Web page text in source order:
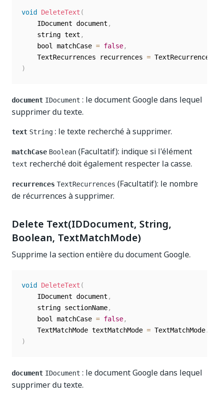
void DeleteText (
	IDocument document
,
	string text
,
	bool matchCase
= false,
	TextRecurrences recurrences
= TextRecurrences
)
document IDocument : le document Google dans lequel
supprimer du texte.
text String : le texte recherché à supprimer.
matchCase Boolean (Facultatif): indique si l'élément
text recherché doit également respecter la casse.
recurrences TextRecurrences (Facultatif): le nombre
de récurrences à supprimer.
Delete Text(IDDocument, String,
Boolean, TextMatchMode)
Supprime la section entière du document Google.
void DeleteText (
	IDocument document
,
	string sectionName
,
	bool matchCase
= false,
	TextMatchMode textMatchMode
= TextMatchMode.
)
document IDocument : le document Google dans lequel
supprimer du texte.